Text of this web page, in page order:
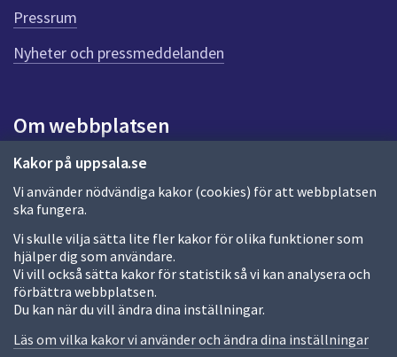
Kakor på uppsala.se
Vi använder nödvändiga kakor (cookies) för att webbplatsen
ska fungera.
Vi skulle vilja sätta lite fler kakor för olika funktioner som
hjälper dig som användare.
Vi vill också sätta kakor för statistik så vi kan analysera och
förbättra webbplatsen.
Du kan när du vill ändra dina inställningar.
Läs om vilka kakor vi använder och ändra dina inställningar
Pressrum
Nyheter och pressmeddelanden
Om webbplatsen
Om webbplatsen
Allmänna handlingar och diarium
Behandling av personuppgifter
Kakor
Språk (other languages)
Tillgänglighetsredogörelse